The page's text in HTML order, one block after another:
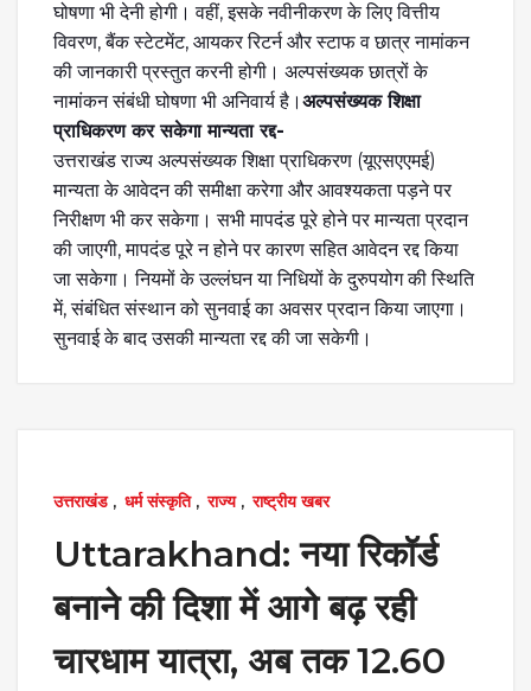
घोषणा भी देनी होगी। वहीं, इसके नवीनीकरण के लिए वित्तीय
विवरण, बैंक स्टेटमेंट, आयकर रिटर्न और स्टाफ व छात्र नामांकन
की जानकारी प्रस्तुत करनी होगी। अल्पसंख्यक छात्रों के
नामांकन संबंधी घोषणा भी अनिवार्य है। अल्पसंख्यक शिक्षा
प्राधिकरण कर सकेगा मान्यता रद्द-
उत्तराखंड राज्य अल्पसंख्यक शिक्षा प्राधिकरण (यूएसएएमई)
मान्यता के आवेदन की समीक्षा करेगा और आवश्यकता पड़ने पर
निरीक्षण भी कर सकेगा। सभी मापदंड पूरे होने पर मान्यता प्रदान
की जाएगी, मापदंड पूरे न होने पर कारण सहित आवेदन रद्द किया
जा सकेगा। नियमों के उल्लंघन या निधियों के दुरुपयोग की स्थिति
में, संबंधित संस्थान को सुनवाई का अवसर प्रदान किया जाएगा।
सुनवाई के बाद उसकी मान्यता रद्द की जा सकेगी।
उत्तराखंड, धर्म संस्कृति, राज्य, राष्ट्रीय खबर
Uttarakhand: नया रिकॉर्ड
बनाने की दिशा में आगे बढ़ रही
चारधाम यात्रा, अब तक 12.60